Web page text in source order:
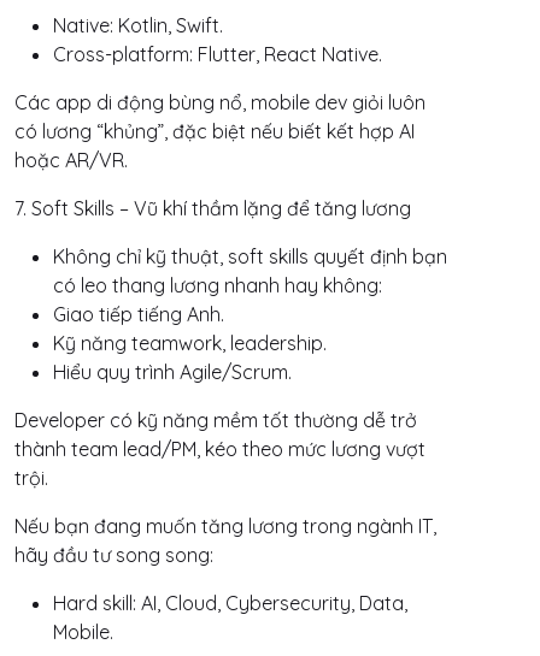
Native: Kotlin, Swift.
Cross-platform: Flutter, React Native.
Các app di động bùng nổ, mobile dev giỏi luôn
có lương “khủng”, đặc biệt nếu biết kết hợp AI
hoặc AR/VR.
7. Soft Skills – Vũ khí thầm lặng để tăng lương
Không chỉ kỹ thuật, soft skills quyết định bạn
có leo thang lương nhanh hay không:
Giao tiếp tiếng Anh.
Kỹ năng teamwork, leadership.
Hiểu quy trình Agile/Scrum.
Developer có kỹ năng mềm tốt thường dễ trở
thành team lead/PM, kéo theo mức lương vượt
trội.
Nếu bạn đang muốn tăng lương trong ngành IT,
hãy đầu tư song song:
Hard skill: AI, Cloud, Cybersecurity, Data,
Mobile.